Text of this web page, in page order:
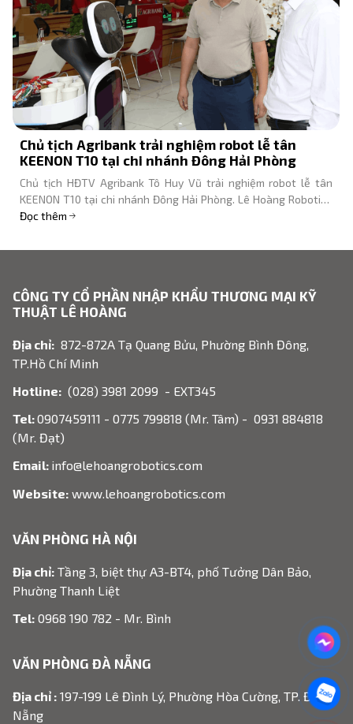
Lê Hoàng Robotics trình diễn robot tại FPT Tech
Fest & Job Fair 2026
Lê Hoàng Robotics góp mặt tại FPT Tech Fest 2026 với robot
KEENON, Unitree, DOBOT - Đối tác công nghệ được vinh danh tại
sự kiện.
Đọc thêm
CÔNG TY CỔ PHẦN NHẬP KHẨU THƯƠNG MẠI KỸ
THUẬT LÊ HOÀNG
Địa chỉ: 872-872A Tạ Quang Bửu, Phường Bình Đông,
TP.Hồ Chí Minh
Hotline: (028) 3981 2099 - EXT345
Tel:0907459111 - 0775 799818 (Mr. Tâm) - 0931 884818
(Mr. Đạt)
Email: info@lehoangrobotics.com
Website: www.lehoangrobotics.com
VĂN PHÒNG HÀ NỘI
Địa chỉ: Tầng 3, biệt thự A3-BT4, phố Tưởng Dân Bảo,
Phường Thanh Liệt
Tel: 0968 190 782 - Mr. Bình
VĂN PHÒNG ĐÀ NẴNG
Địa chỉ : 197-199 Lê Đình Lý, Phường Hòa Cường, TP. Đà
Nẵng